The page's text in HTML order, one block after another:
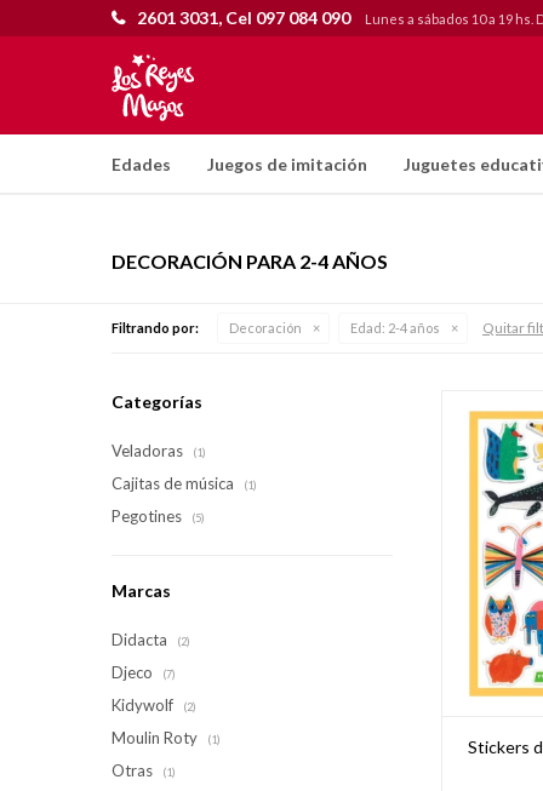
Edades Juegos de imitación Juguetes
2601 3031, Cel 097 084 090 Lunes a sábados 10 a 19 hs.
DECORACIÓN PARA 2-4 AÑOS
Filtrando por: Decoración Edad: 2-4 años Quitar
Stickers
Categorías
Veladoras (1)
Cajitas de música (1)
Pegotines (5)
Marcas
Didacta (2)
Djeco (7)
Kidywolf (2)
Moulin Roty (1)
Otras (1)